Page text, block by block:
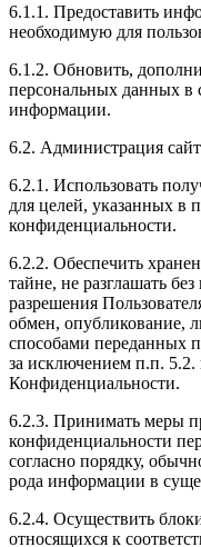
6.1.1. Предоставить
необходимую для
6.1.2. Обновить,
персональных данных в
информации.
6.2. Администрация
6.2.1. Использовать
для целей, указанных в
конфиденциальности.
6.2.2. Обеспечить
тайне, не разглашать
разрешения
обмен, опубликование,
способами переданных
за исключением п.п.
Конфиденциальности.
6.2.3. Принимать меры
конфиденциальности
согласно порядку,
рода информации в
6.2.4. Осуществить
относящихся к